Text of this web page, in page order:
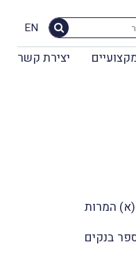
EN
יצירת קשר
המרות
בנקים